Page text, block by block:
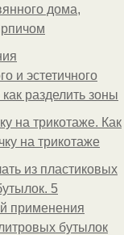
дома,
и эстетичного
разделить зоны
на трикотаже. Как
на трикотаже
из пластиковых
5
применения
бутылок